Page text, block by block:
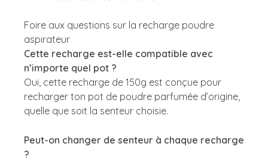
Foire aux questions sur la recharge poudre
aspirateur
Cette recharge est-elle compatible avec
n’importe quel pot ?
Oui, cette recharge de 150g est conçue pour
recharger ton pot de poudre parfumée d’origine,
quelle que soit la senteur choisie.
Peut-on changer de senteur à chaque recharge
?